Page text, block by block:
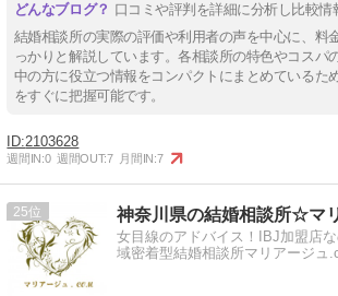
口コミや評判を詳細に分析し比較情
結婚相談所の実際の評価や利用者の声を中心に、料
っかりと解説しています。各相談所の特色やコスパ
中の方に役立つ情報をコンパクトにまとめているた
をすぐに把握可能です。
2103628
週間IN:0 週間OUT:7 月間IN:7
25 神奈川県の結婚相談所☆マ
女目線のアドバイス！IBJ加盟店
域密着型結婚相談所マリアージュ